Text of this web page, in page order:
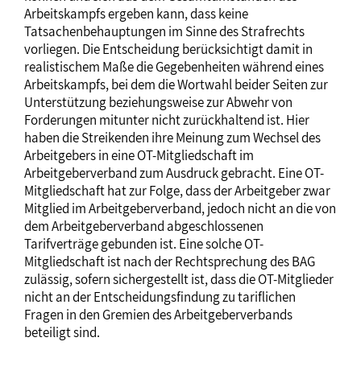
Arbeitskampfs ergeben kann, dass keine
Tatsachenbehauptungen im Sinne des Strafrechts
vorliegen. Die Entscheidung berücksichtigt damit in
realistischem Maße die Gegebenheiten während eines
Arbeitskampfs, bei dem die Wortwahl beider Seiten zur
Unterstützung beziehungsweise zur Abwehr von
Forderungen mitunter nicht zurückhaltend ist. Hier
haben die Streikenden ihre Meinung zum Wechsel des
Arbeitgebers in eine OT-Mitgliedschaft im
Arbeitgeberverband zum Ausdruck gebracht. Eine OT-
Mitgliedschaft hat zur Folge, dass der Arbeitgeber zwar
Mitglied im Arbeitgeberverband, jedoch nicht an die von
dem Arbeitgeberverband abgeschlossenen
Tarifverträge gebunden ist. Eine solche OT-
Mitgliedschaft ist nach der Rechtsprechung des BAG
zulässig, sofern sichergestellt ist, dass die OT-Mitglieder
nicht an der Entscheidungsfindung zu tariflichen
Fragen in den Gremien des Arbeitgeberverbands
beteiligt sind.